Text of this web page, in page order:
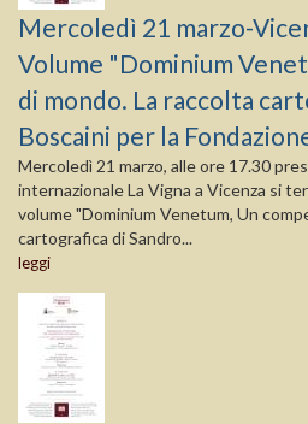
Mercoledì 21 marzo-
Volume "Dominium
di mondo. La raccolta
Boscaini per la
Mercoledì 21 marzo, alle ore 17.30
internazionale La Vigna a Vicenza si
volume "Dominium Venetum, Un
cartografica di Sandro...
leggi